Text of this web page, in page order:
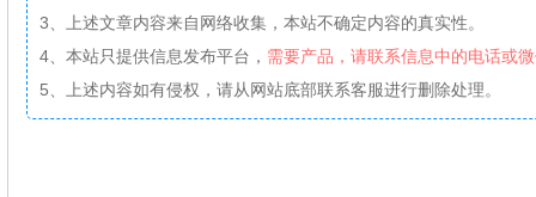
3、上述文章内容来自网络收集，本站不确定内容的真实性。
4、本站只提供信息发布平台， 需要产品，请联系信息中的电话或
5、上述内容如有侵权，请从网站底部联系客服进行删除处理。